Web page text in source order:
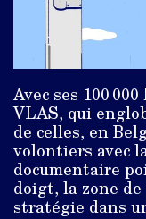
Avec ses 100
VLAS, qui
de celles, en
volontiers avec
documentaire
doigt, la zone
stratégie dans